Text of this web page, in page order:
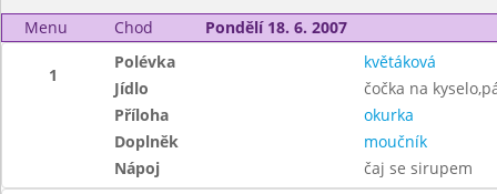
Menu Chod Pondělí 18. 6. 2007
1
Polévka
květáková
Jídlo
čočka na
Příloha
okurka
Doplněk
moučník
Nápoj
čaj se sirupem